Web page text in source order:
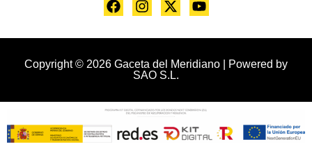
Copyright © 2026 Gaceta del Meridiano | Powered by
SAO S.L.